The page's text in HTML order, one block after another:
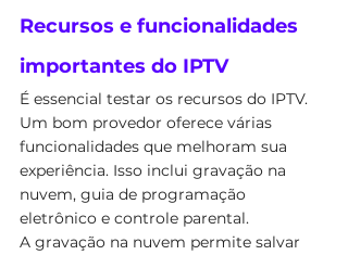
Recursos e funcionalidades
importantes do IPTV
É essencial testar os recursos do IPTV.
Um bom provedor oferece várias
funcionalidades que melhoram sua
experiência. Isso inclui gravação na
nuvem, guia de programação
eletrônico e controle parental.
A gravação na nuvem permite salvar